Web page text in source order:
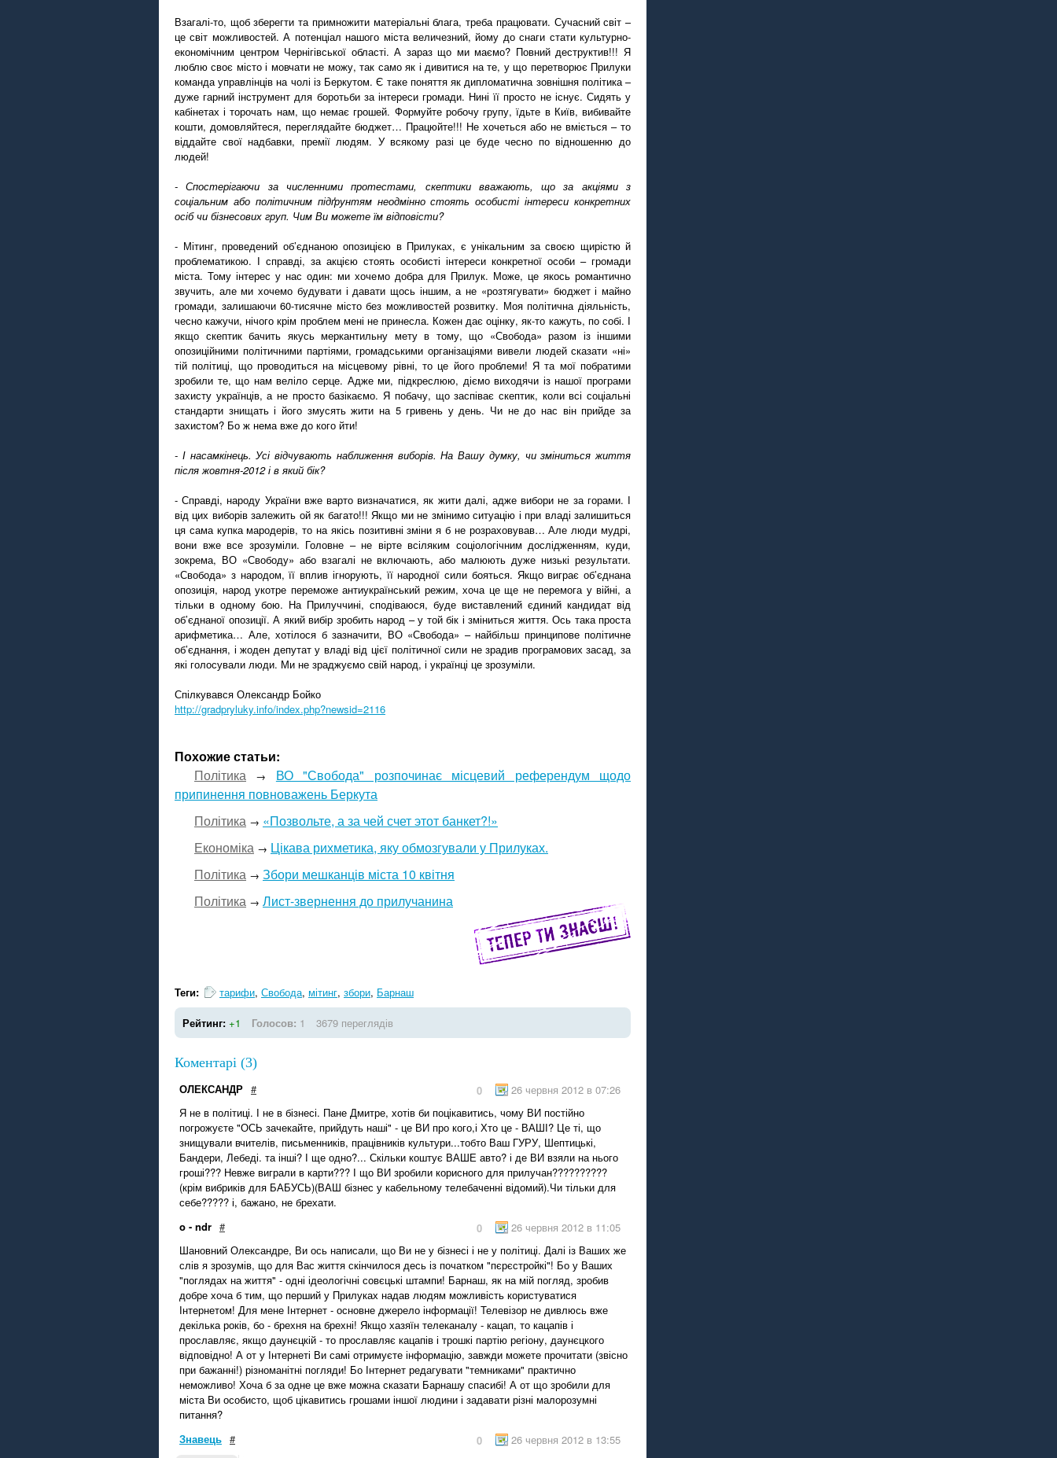
Взагалі-то, щоб зберегти та примножити матеріальні блага, треба працювати. Сучасний світ –
це світ можливостей. А потенціал нашого міста величезний, йому до снаги стати культурно-
економічним центром Чернігівської області. А зараз що ми маємо? Повний деструктив!!! Я
люблю своє місто і мовчати не можу, так само як і дивитися на те, у що перетворює Прилуки
команда управлінців на чолі із Беркутом. Є таке поняття як дипломатична зовнішня політика –
дуже гарний інструмент для боротьби за інтереси громади. Нині її просто не існує. Сидять у
кабінетах і торочать нам, що немає грошей. Формуйте робочу групу, їдьте в Київ, вибивайте
кошти, домовляйтеся, переглядайте бюджет… Працюйте!!! Не хочеться або не вміється – то
віддайте свої надбавки, премії людям. У всякому разі це буде чесно по відношенню до
людей!
- Спостерігаючи за численними протестами, скептики вважають, що за акціями з
соціальним або політичним підґрунтям неодмінно стоять особисті інтереси конкретних
осіб чи бізнесових груп. Чим Ви можете їм відповісти?
- Мітинг, проведений об’єднаною опозицією в Прилуках, є унікальним за своєю щирістю й
проблематикою. І справді, за акцією стоять особисті інтереси конкретної особи – громади
міста. Тому інтерес у нас один: ми хочемо добра для Прилук. Може, це якось романтично
звучить, але ми хочемо будувати і давати щось іншим, а не «розтягувати» бюджет і майно
громади, залишаючи 60-тисячне місто без можливостей розвитку. Моя політична діяльність,
чесно кажучи, нічого крім проблем мені не принесла. Кожен дає оцінку, як-то кажуть, по собі. І
якщо скептик бачить якусь меркантильну мету в тому, що «Свобода» разом із іншими
опозиційними політичними партіями, громадськими організаціями вивели людей сказати «ні»
тій політиці, що проводиться на місцевому рівні, то це його проблеми! Я та мої побратими
зробили те, що нам веліло серце. Адже ми, підкреслюю, діємо виходячи із нашої програми
захисту українців, а не просто базікаємо. Я побачу, що заспіває скептик, коли всі соціальні
стандарти знищать і його змусять жити на 5 гривень у день. Чи не до нас він прийде за
захистом? Бо ж нема вже до кого йти!
- І насамкінець. Усі відчувають наближення виборів. На Вашу думку, чи зміниться життя
після жовтня-2012 і в який бік?
- Справді, народу України вже варто визначатися, як жити далі, адже вибори не за горами. І
від цих виборів залежить ой як багато!!! Якщо ми не змінимо ситуацію і при владі залишиться
ця сама купка мародерів, то на якісь позитивні зміни я б не розраховував… Але люди мудрі,
вони вже все зрозуміли. Головне – не вірте всіляким соціологічним дослідженням, куди,
зокрема, ВО «Свободу» або взагалі не включають, або малюють дуже низькі результати.
«Свобода» з народом, її вплив ігнорують, її народної сили бояться. Якщо виграє об’єднана
опозиція, народ укотре переможе антиукраїнський режим, хоча це ще не перемога у війні, а
тільки в одному бою. На Прилуччині, сподіваюся, буде виставлений єдиний кандидат від
об’єднаної опозиції. А який вибір зробить народ – у той бік і зміниться життя. Ось така проста
арифметика… Але, хотілося б зазначити, ВО «Свобода» – найбільш принципове політичне
об’єднання, і жоден депутат у владі від цієї політичної сили не зрадив програмових засад, за
які голосували люди. Ми не зраджуємо свій народ, і українці це зрозуміли.
Спілкувався Олександр Бойко
http://gradpryluky.info/index.php?newsid=2116
Похожие статьи:
Політика → ВО "Свобода" розпочинає місцевий референдум щодо
припинення повноважень Беркута
Політика → «Позвольте, а за чей счет этот банкет?!»
Економіка → Цікава рихметика, яку обмозгували у Прилуках.
Політика → Збори мешканців міста 10 квітня
Політика → Лист-звернення до прилучанина
Теги: тарифи, Свобода, мітинг, збори, Барнаш
Рейтинг: +1 Голосов: 1 3679 переглядів
Коментарі (3)
ОЛЕКСАНДР # 26 червня 2012 в 07:26
0
Я не в політиці. І не в бізнесі. Пане Дмитре, хотів би поцікавитись, чому ВИ постійно
погрожуєте "ОСЬ зачекайте, прийдуть наші" - це ВИ про кого,і Хто це - ВАШІ? Це ті, що
знищували вчителів, письменників, працівників культури...тобто Ваш ГУРУ, Шептицькі,
Бандери, Лебеді. та інші? І ще одно?... Скільки коштує ВАШЕ авто? і де ВИ взяли на нього
гроші??? Невже виграли в карти??? І що ВИ зробили корисного для прилучан??????????
(крім вибриків для БАБУСЬ)(ВАШ бізнес у кабельному телебаченні відомий).Чи тільки для
себе????? і, бажано, не брехати.
o - ndr # 26 червня 2012 в 11:05
0
Шановний Олександре, Ви ось написали, що Ви не у бізнесі і не у політиці. Далі із Ваших же
слів я зрозумів, що для Вас життя скінчилося десь із початком "пєрєстройкі"! Бо у Ваших
"поглядах на життя" - одні ідеологічні совєцькі штампи! Барнаш, як на мій погляд, зробив
добре хоча б тим, що перший у Прилуках надав людям можливість користуватися
Інтернетом! Для мене Інтернет - основне джерело інформації! Телевізор не дивлюсь вже
декілька років, бо - брехня на брехні! Якщо хазяїн телеканалу - кацап, то кацапів і
прославляє, якщо даунєцкій - то прославляє кацапів і трошкі партію регіону, даунєцкого
відповідно! А от у Інтернеті Ви самі отримуєте інформацію, завжди можете прочитати (звісно
при бажанні!) різноманітні погляди! Бо Інтернет редагувати "темниками" практично
неможливо! Хоча б за одне це вже можна сказати Барнашу спасибі! А от що зробили для
міста Ви особисто, щоб цікавитись грошами іншої людини і задавати різні малорозумні
питання?
Знавець # 26 червня 2012 в 13:55
0